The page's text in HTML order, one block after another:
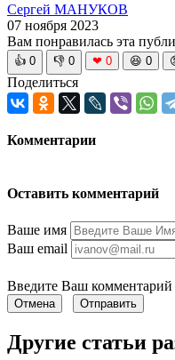
Сергей МАНУКОВ
07 ноября 2023
Вам понравилась эта
👍 0 👎 0 ❤ 0 😆 0
Поделиться
Комментарии
Оставить комментарий
Ваше имя
Ваш email
Введите Ваш комментарий
Отмена Отправить
Другие статьи